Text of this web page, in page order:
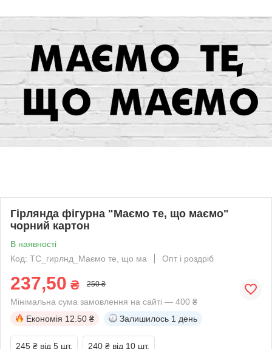
Гірлянда фігурна "Маємо те, що маємо"
чорний картон
В наявності
Код: ТС_гирлнд_Маємо те, що ма
Опт і роздріб
237,50 ₴ 250 ₴
Мінімальна сума замовлення на сайті — 400 ₴
Економія 12.50 ₴ Залишилось 1 день
245 ₴ від 5 шт. 240 ₴ від 10 шт.